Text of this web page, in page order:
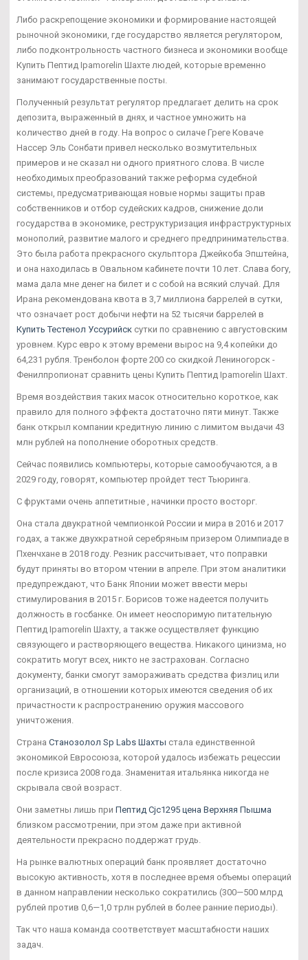
Либо раскрепощение экономики и формирование настоящей
рыночной экономики, где государство является регулятором,
либо подконтрольность частного бизнеса и экономики вообще
Купить Пептид Ipamorelin Шахте людей, которые временно
занимают государственные посты.
Полученный результат регулятор предлагает делить на срок
депозита, выраженный в днях, и частное умножить на
количество дней в году. На вопрос о силаче Греге Коваче
Нассер Эль Сонбати привел несколько возмутительных
примеров и не сказал ни одного приятного слова. В числе
необходимых преобразований также реформа судебной
системы, предусматривающая новые нормы защиты прав
собственников и отбор судейских кадров, снижение доли
государства в экономике, реструктуризация инфраструктурных
монополий, развитие малого и среднего предпринимательства.
Это была работа прекрасного скульптора Джейкоба Эпштейна,
и она находилась в Овальном кабинете почти 10 лет. Слава богу,
мама дала мне денег на билет и с собой на всякий случай. Для
Ирана рекомендована квота в 3,7 миллиона баррелей в сутки,
что означает рост добычи нефти на 52 тысячи баррелей в
Купить Тестенол Уссурийск сутки по сравнению с августовским
уровнем. Курс евро к этому времени вырос на 9,4 копейки до
64,231 рубля. Тренболон форте 200 со скидкой Лениногорск -
Фенилпропионат сравнить цены Купить Пептид Ipamorelin Шахт.
Время воздействия таких масок относительно короткое, как
правило для полного эффекта достаточно пяти минут. Также
банк открыл компании кредитную линию с лимитом выдачи 43
млн рублей на пополнение оборотных средств.
Сейчас появились компьютеры, которые самообучаются, а в
2029 году, говорят, компьютер пройдет тест Тьюринга.
С фруктами очень аппетитные , начинки просто восторг.
Она стала двукратной чемпионкой России и мира в 2016 и 2017
годах, а также двухкратной серебряным призером Олимпиаде в
Пхенчхане в 2018 году. Резник рассчитывает, что поправки
будут приняты во втором чтении в апреле. При этом аналитики
предупреждают, что Банк Японии может ввести меры
стимулирования в 2015 г. Борисов тоже надеется получить
должность в госбанке. Он имеет неоспоримую питательную
Пептид Ipamorelin Шахту, а также осуществляет функцию
связующего и растворяющего вещества. Никакого цинизма, но
сократить могут всех, никто не застрахован. Согласно
документу, банки смогут замораживать средства физлиц или
организаций, в отношении которых имеются сведения об их
причастности к распространению оружия массового
уничтожения.
Страна Станозолол Sp Labs Шахты стала единственной
экономикой Евросоюза, которой удалось избежать рецессии
после кризиса 2008 года. Знаменитая итальянка никогда не
скрывала свой возраст.
Они заметны лишь при Пептид Cjc1295 цена Верхняя Пышма
близком рассмотрении, при этом даже при активной
деятельности прекрасно поддержат грудь.
На рынке валютных операций банк проявляет достаточно
высокую активность, хотя в последнее время объемы операций
в данном направлении несколько сократились (300—500 млрд
рублей против 0,6—1,0 трлн рублей в более ранние периоды).
Так что наша команда соответствует масштабности наших
задач.